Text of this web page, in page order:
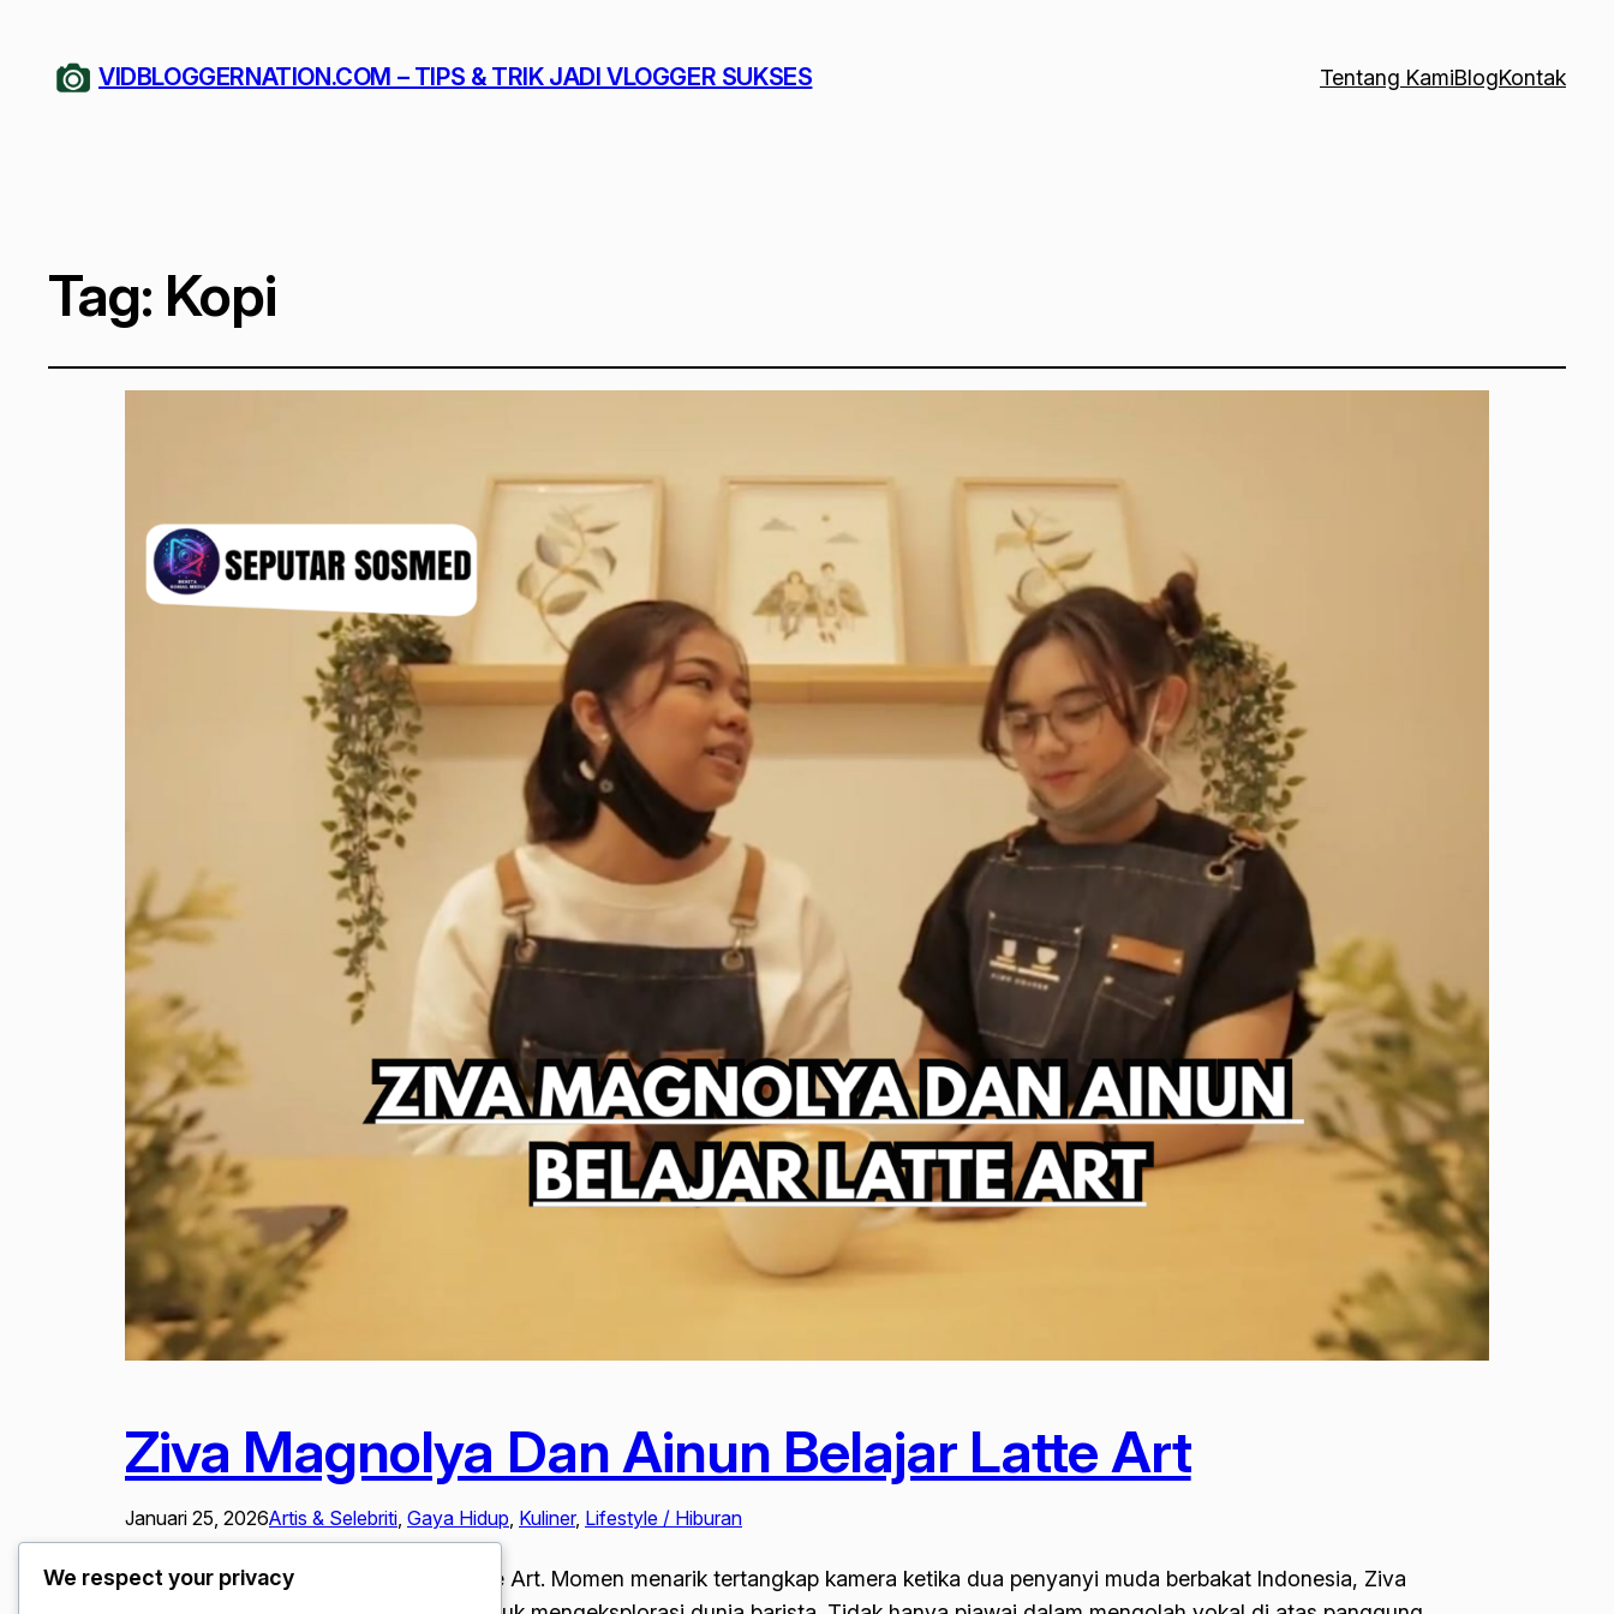
VIDBLOGGERNATION.COM – TIPS & TRIK JADI VLOGGER SUKSES Tentang KamiBlogKontak
Tag: Kopi
Ziva Magnolya Dan Ainun Belajar Latte Art
Januari 25, 2026Artis & Selebriti Gaya Hidup Kuliner, Lifestyle / Hiburan
Ziva Magnolya Dan Ainun Belajar Latte Art. Momen menarik tertangkap kamera ketika dua penyanyi muda berbakat Indonesia, Ziva
We respect your privacy